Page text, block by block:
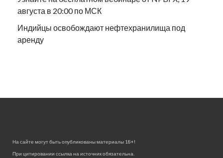
августа в 20:00 по МСК
Индийцы освобождают нефтехранилища под
аренду
На сайте могут быть опубликованы материалы 18+!
При цитировании ссылка на источник обязательна.